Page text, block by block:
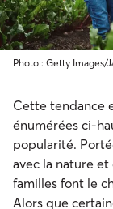
Photo : Getty Images/
Cette tendance
énumérées ci-
popularité.
avec la nature et
familles font le
Alors que